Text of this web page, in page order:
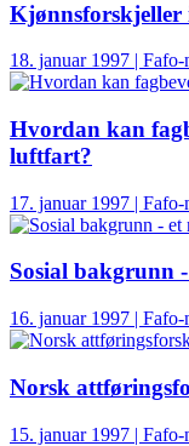
18. januar 1997 |
Hvordan kan
luftfart?
17. januar 1997 |
Sosial bakgrunn
16. januar 1997 |
Norsk
15. januar 1997 |